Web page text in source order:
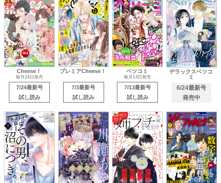
Cheese！
毎月24日発売
7/24最新号
試し読み
プレミアCheese！
7/3最新号
試し読み
ベツコミ
毎月13日発売
7/13最新号
試し読み
デラックスベツコ
ミ
6/24最新号
発売中